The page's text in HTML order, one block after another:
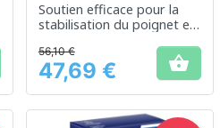
Soutien efficace pour la
stabilisation du poignet et
Prix
56,10 €
47,69 € 